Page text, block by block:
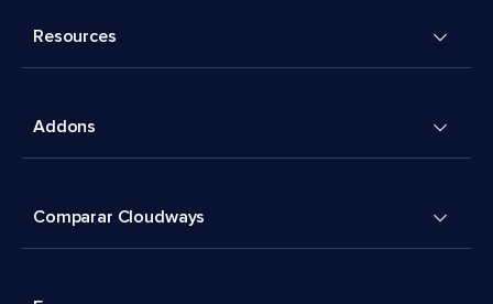
Resources
Addons
Comparar Cloudways